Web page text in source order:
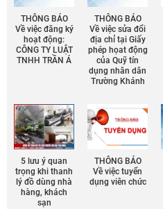
THÔNG BÁO
Về việc đăng ký
hoạt động:
CÔNG TY LUẬT
TNHH TRẦN Á
THÔNG BÁO
Về việc sửa đổi
địa chỉ tại Giấy
phép họat động
của Quỹ tín
dụng nhân dân
Trường Khánh
5 lưu ý quan
trọng khi thanh
lý đồ dùng nhà
hàng, khách
sạn
THÔNG BÁO
Về việc tuyển
dụng viên chức